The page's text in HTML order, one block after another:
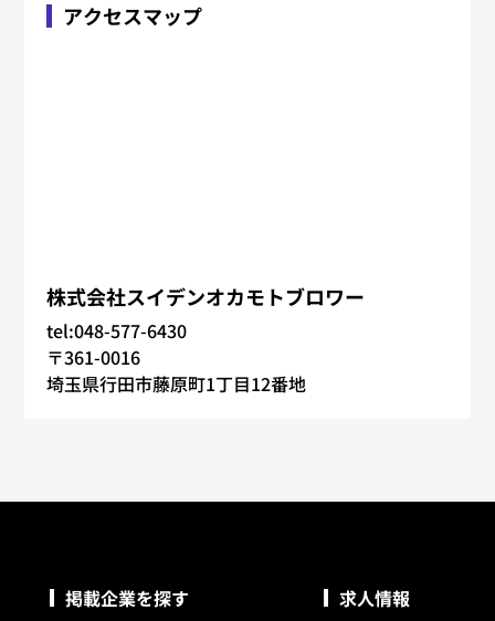
アクセスマップ
株式会社スイデンオカモトブロワー
tel:048-577-6430
〒361-0016
埼玉県行田市藤原町1丁目12番地
掲載企業を探す
求人情報